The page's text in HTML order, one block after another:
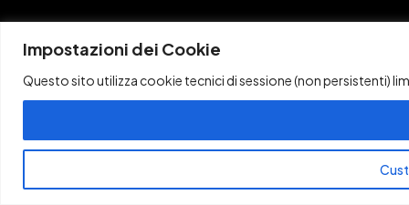
Impostazioni dei Cookie
Questo sito utilizza cookie tecnici di sessione (non persistenti)